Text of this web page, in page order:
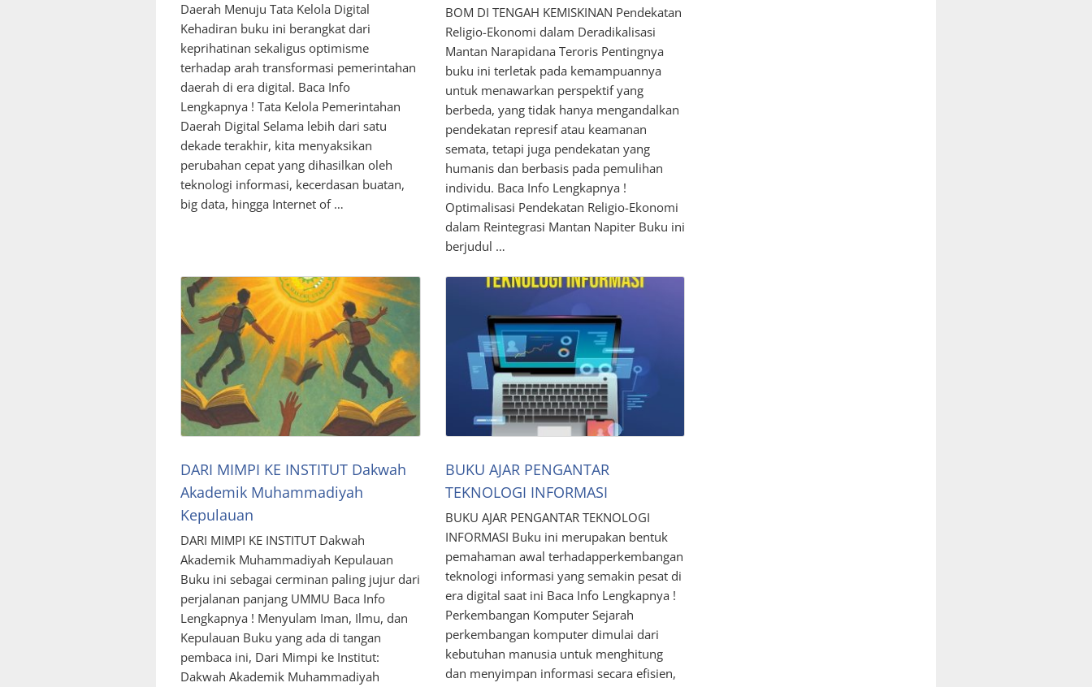
Daerah Menuju Tata Kelola Digital
Kehadiran buku ini berangkat dari
keprihatinan sekaligus optimisme
terhadap arah transformasi pemerintahan
daerah di era digital. Baca Info
Lengkapnya ! Tata Kelola Pemerintahan
Daerah Digital Selama lebih dari satu
dekade terakhir, kita menyaksikan
perubahan cepat yang dihasilkan oleh
teknologi informasi, kecerdasan buatan,
big data, hingga Internet of …
BOM DI TENGAH KEMISKINAN Pendekatan
Religio-Ekonomi dalam Deradikalisasi
Mantan Narapidana Teroris Pentingnya
buku ini terletak pada kemampuannya
untuk menawarkan perspektif yang
berbeda, yang tidak hanya mengandalkan
pendekatan represif atau keamanan
semata, tetapi juga pendekatan yang
humanis dan berbasis pada pemulihan
individu. Baca Info Lengkapnya !
Optimalisasi Pendekatan Religio-Ekonomi
dalam Reintegrasi Mantan Napiter Buku ini
berjudul …
DARI MIMPI KE INSTITUT Dakwah
Akademik Muhammadiyah
Kepulauan
DARI MIMPI KE INSTITUT Dakwah
Akademik Muhammadiyah Kepulauan
Buku ini sebagai cerminan paling jujur dari
perjalanan panjang UMMU Baca Info
Lengkapnya ! Menyulam Iman, Ilmu, dan
Kepulauan Buku yang ada di tangan
pembaca ini, Dari Mimpi ke Institut:
Dakwah Akademik Muhammadiyah
BUKU AJAR PENGANTAR
TEKNOLOGI INFORMASI
BUKU AJAR PENGANTAR TEKNOLOGI
INFORMASI Buku ini merupakan bentuk
pemahaman awal terhadapperkembangan
teknologi informasi yang semakin pesat di
era digital saat ini Baca Info Lengkapnya !
Perkembangan Komputer Sejarah
perkembangan komputer dimulai dari
kebutuhan manusia untuk menghitung
dan menyimpan informasi secara efisien,